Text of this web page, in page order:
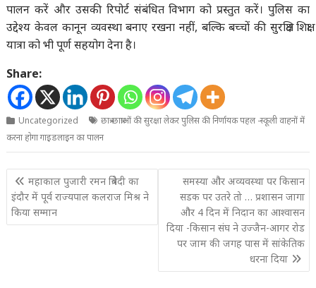
पालन करें और उसकी रिपोर्ट संबंधित विभाग को प्रस्तुत करें। पुलिस का
उद्देश्य केवल कानून व्यवस्था बनाए रखना नहीं, बल्कि बच्चों की सुरक्षित शिक्षा
यात्रा को भी पूर्ण सहयोग देना है।
Share:
Uncategorized
छात्र-छात्राओं की सुरक्षा लेकर पुलिस की निर्णायक पहल -स्कूली वाहनों में
करना होगा गाइडलाइन का पालन
Post
navigation
महाकाल पुजारी रमन त्रिवेदी का
इंदौर में पूर्व राज्यपाल कलराज मिश्र ने
किया सम्मान
समस्या और अव्यवस्था पर किसान
सडक पर उतरे तो … प्रशासन जागा
और 4 दिन में निदान का आश्वासन
दिया -किसान संघ ने उज्जैन-आगर रोड
पर जाम की जगह पास में सांकेतिक
धरना दिया